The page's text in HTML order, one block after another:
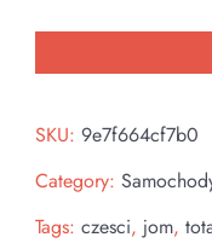
SKU: 9e7f664cf7b0
Category:
Tags: czesci, jom,